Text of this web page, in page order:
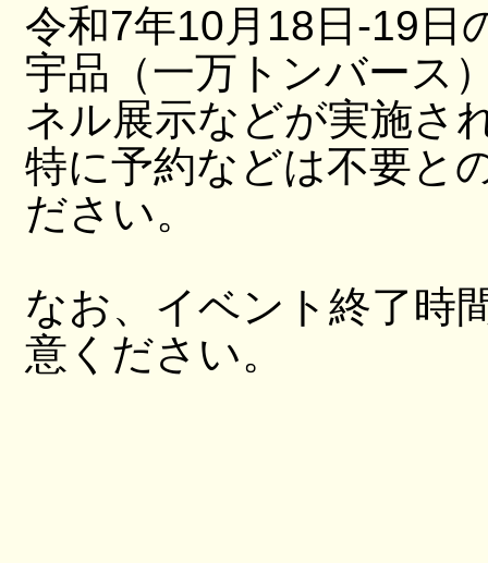
令和7年10月18日-19日
宇品（一万トンバース
ネル展示などが実施さ
特に予約などは不要と
ださい。
なお、イベント終了時
意ください。